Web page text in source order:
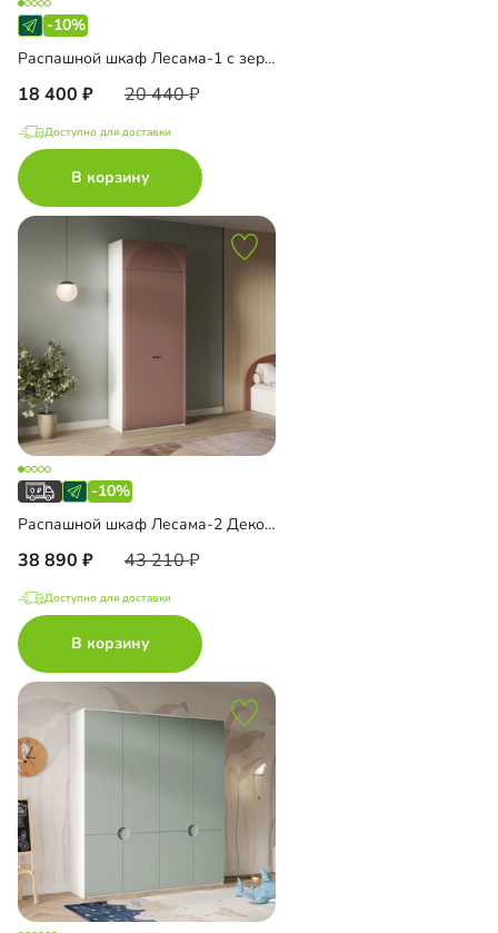
-10%
Распашной шкаф Лесама-1 с зеркалом
18 400 20 440
Доступно для доставки
В корзину
-10%
Распашной шкаф Лесама-2 Декор 4 с антресолью
38 890 43 210
Доступно для доставки
В корзину